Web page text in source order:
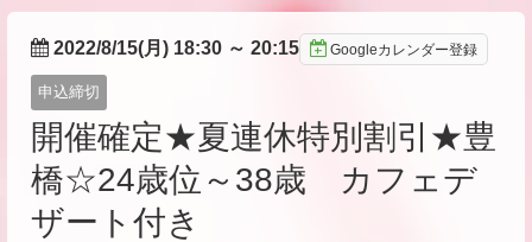
2022/8/15(月) 18:30 ～ 20:15 Googleカレンダー登録
申込締切
開催確定★夏連休特別割引★豊
橋☆24歳位～38歳 カフェデ
ザート付き